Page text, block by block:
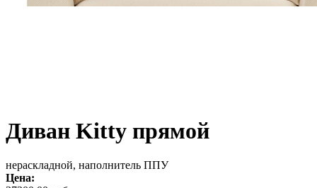
Диван Kitty прямой
нераскладной, наполнитель ППУ
Цена: